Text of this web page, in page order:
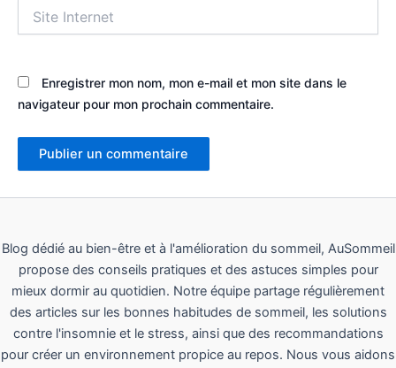
Internet
Enregistrer mon nom, mon e-mail et mon site dans le
navigateur pour mon prochain commentaire.
Blog dédié au bien-être et à l'amélioration du sommeil, AuSommeil
propose des conseils pratiques et des astuces simples pour
mieux dormir au quotidien. Notre équipe partage régulièrement
des articles sur les bonnes habitudes de sommeil, les solutions
contre l'insomnie et le stress, ainsi que des recommandations
pour créer un environnement propice au repos. Nous vous aidons